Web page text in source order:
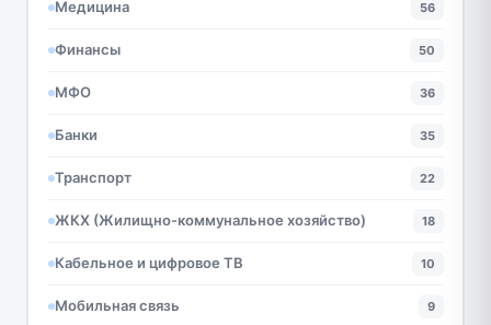
Медицина 56
Финансы 50
МФО 36
Банки 35
Транспорт 22
ЖКХ (Жилищно-коммунальное хозяйство) 18
Кабельное и цифровое ТВ 10
Мобильная связь 9